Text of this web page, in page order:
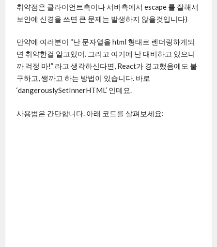
취약점은 클라이언트측이나 서버측에서 escape 를 잘해서
보안에 신경을 쓰면 큰 문제는 발생하지 않을것입니다)
만약에 여러분이 “난 문자열을 html 형태로 렌더링하게되
면 취약한걸 알고있어. 그리고 여기에 난 대비하고 있으니
까 걱정 마!” 라고 생각하신다면, React가 경고했음에도 불
구하고, 쌩까고 하는 방법이 있습니다. 바로
‘dangerouslySetInnerHTML’ 인데요.
사용법은 간단합니다. 아래 코드를 살펴보세요: